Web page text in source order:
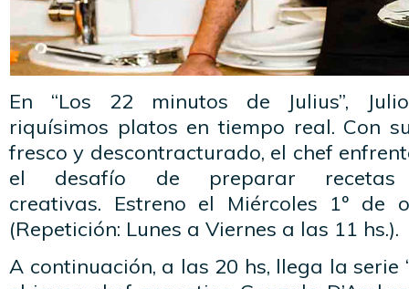
En “Los 22 minutos de Julius”,
riquísimos platos en tiempo real. Con
fresco y descontracturado, el chef
el desafío de preparar
creativas. Estreno el Miércoles 1º de
(Repetición: Lunes a Viernes a las 11 hs.).
A continuación, a las 20 hs, llega la serie